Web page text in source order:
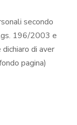
196/2003 e
di aver
pagina)